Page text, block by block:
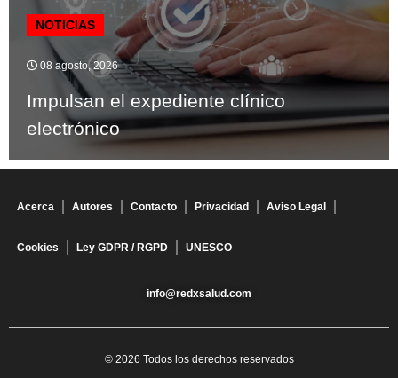
NOTICIAS
08 agosto, 2026
Impulsan el expediente clínico
electrónico
Acerca Autores Contacto Privacidad Aviso Legal
Cookies Ley GDPR / RGPD UNESCO
info@redxsalud.com
© 2026 Todos los derechos reservados